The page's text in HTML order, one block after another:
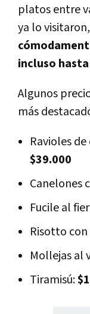
platos entre
ya lo visitaron,
incluso
Algunos
más
Ravioles
$39.000
Canelones
Fucile al
Risotto
Mollejas al
Tiramisú: